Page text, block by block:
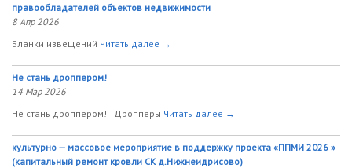
правообладателей объектов недвижимости
8 Апр 2026
Бланки извещений Читать далее →
Не стань дроппером!
14 Мар 2026
Не стань дроппером! Дропперы Читать далее →
культурно — массовое мероприятие в поддержку проекта «ППМИ 2026 »
(капитальный ремонт кровли СК д.Нижнеидрисово)